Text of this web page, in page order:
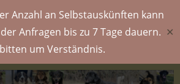
Anzahl an Selbstauskünften kann
Anfragen bis zu 7 Tage dauern.
um Verständnis.
✕